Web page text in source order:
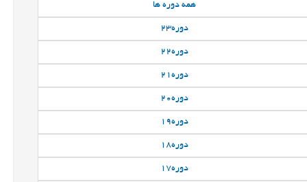
همه دوره ها
دوره23
دوره22
دوره21
دوره20
دوره19
دوره18
دوره17